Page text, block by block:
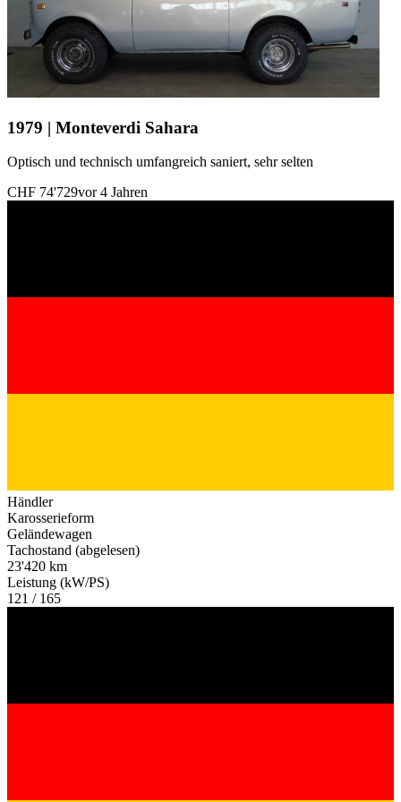
1979 | Monteverdi Sahara
Optisch und technisch umfangreich saniert, sehr selten
CHF 74'729vor 4 Jahren
Händler
Karosserieform
Geländewagen
Tachostand (abgelesen)
23'420 km
Leistung (kW/PS)
121 / 165